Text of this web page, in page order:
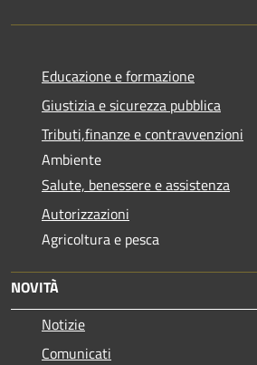
Educazione e formazione
Giustizia e sicurezza pubblica
Tributi,finanze e contravvenzioni
Ambiente
Salute, benessere e assistenza
Autorizzazioni
Agricoltura e pesca
NOVITÀ
Notizie
Comunicati